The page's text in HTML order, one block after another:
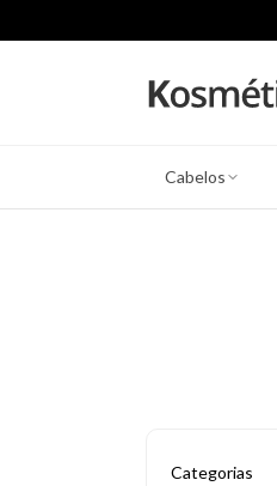
Cabelos
Categorias